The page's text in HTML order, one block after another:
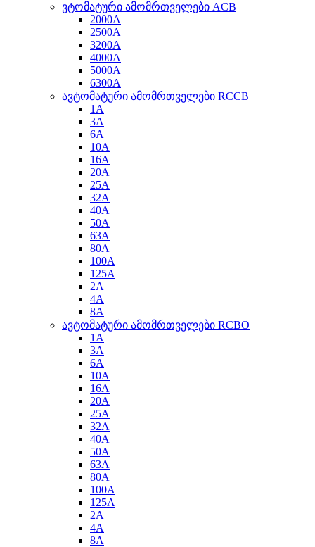
ვტომატური ამომრთველები ACB
2000A
2500A
3200A
4000A
5000A
6300A
ავტომატური ამომრთველები RCCB
1A
3A
6A
10A
16A
20A
25A
32A
40A
50A
63A
80A
100A
125A
2A
4A
8A
ავტომატური ამომრთველები RCBO
1A
3A
6A
10A
16A
20A
25A
32A
40A
50A
63A
80A
100A
125A
2A
4A
8A